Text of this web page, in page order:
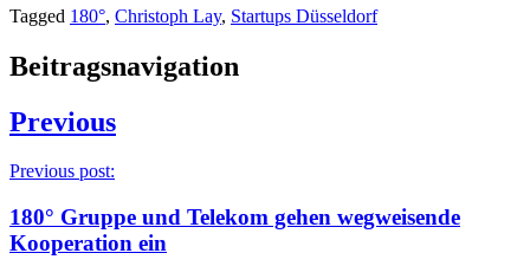
Tagged 180°, Christoph Lay, Startups Düsseldorf
Beitragsnavigation
Previous
Previous post:
180° Gruppe und Telekom gehen wegweisende
Kooperation ein